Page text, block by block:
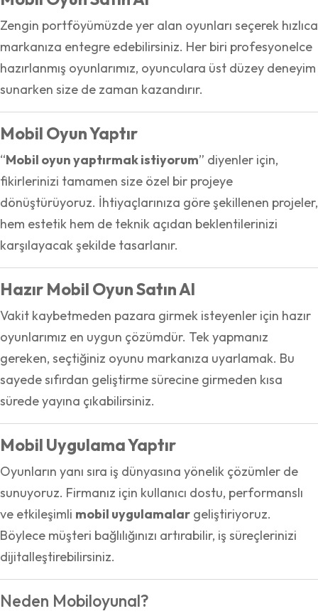
Zengin portföyümüzde yer alan oyunları seçerek hızlıca
markanıza entegre edebilirsiniz. Her biri profesyonelce
hazırlanmış oyunlarımız, oyunculara üst düzey deneyim
sunarken size de zaman kazandırır.
Mobil Oyun Yaptır
“Mobil oyun yaptırmak istiyorum” diyenler için,
fikirlerinizi tamamen size özel bir projeye
dönüştürüyoruz. İhtiyaçlarınıza göre şekillenen projeler,
hem estetik hem de teknik açıdan beklentilerinizi
karşılayacak şekilde tasarlanır.
Hazır Mobil Oyun Satın Al
Vakit kaybetmeden pazara girmek isteyenler için hazır
oyunlarımız en uygun çözümdür. Tek yapmanız
gereken, seçtiğiniz oyunu markanıza uyarlamak. Bu
sayede sıfırdan geliştirme sürecine girmeden kısa
sürede yayına çıkabilirsiniz.
Mobil Uygulama Yaptır
Oyunların yanı sıra iş dünyasına yönelik çözümler de
sunuyoruz. Firmanız için kullanıcı dostu, performanslı
ve etkileşimli mobil uygulamalar geliştiriyoruz.
Böylece müşteri bağlılığınızı artırabilir, iş süreçlerinizi
dijitalleştirebilirsiniz.
Neden Mobiloyunal?